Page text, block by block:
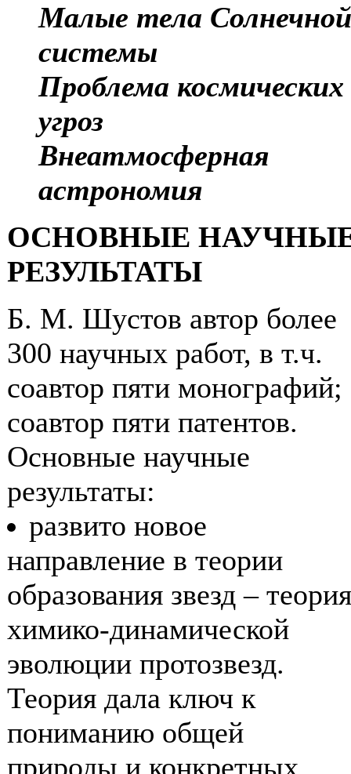
Малые тела Солнечной
системы
Проблема космических
угроз
Внеатмосферная
астрономия
ОСНОВНЫЕ
РЕЗУЛЬТАТЫ
Б. М. Шустов автор более
300 научных работ, в т.ч.
соавтор пяти монографий;
соавтор пяти патентов.
Основные научные
результаты:
развито новое
направление в теории
образования звезд – теория
химико-динамической
эволюции протозвезд.
Теория дала ключ к
пониманию общей
природы и конкретных